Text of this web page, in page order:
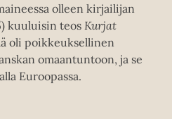
olleen kirjailijan
kuuluisin teos Kurjat
oli poikkeuksellinen
omaantuntoon, ja se
Euroopassa.